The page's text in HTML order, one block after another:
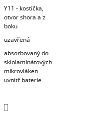
Y11 - kostička,
otvor shora a z
boku
uzavřená
absorbovaný do
sklolaminátových
mikrovláken
uvnitř baterie